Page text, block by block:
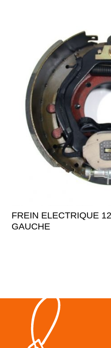
FREIN ELECTRIQUE
GAUCHE